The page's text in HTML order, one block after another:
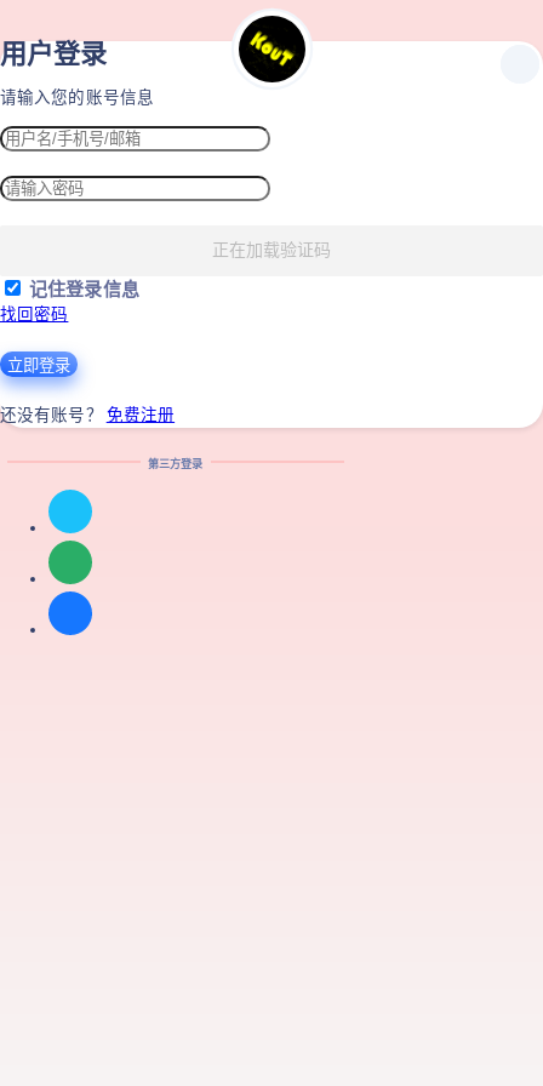
用户登录
请输入您的账号信息
正在加载验证码
记住登录信息
找回密码
立即登录
还没有账号？ 免费注册
第三方登录